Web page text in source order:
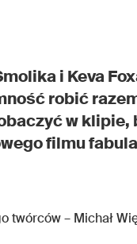
i Keva
robić
w klipie,
filmu
twórców – Michał